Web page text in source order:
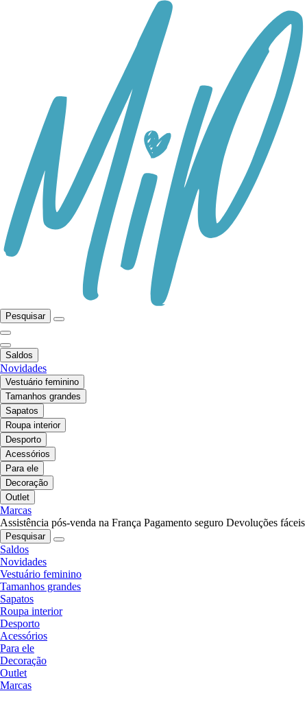
Pesquisar
Saldos
Novidades
Vestuário feminino
Tamanhos grandes
Sapatos
Roupa interior
Desporto
Acessórios
Para ele
Decoração
Outlet
Marcas
Assistência pós-venda na França Pagamento seguro Devoluções fáceis
Pesquisar
Saldos
Novidades
Vestuário feminino
Tamanhos grandes
Sapatos
Roupa interior
Desporto
Acessórios
Para ele
Decoração
Outlet
Marcas